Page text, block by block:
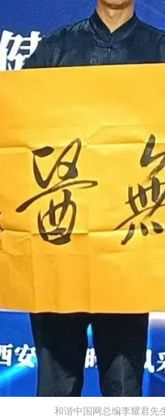
和谐中国网总编李耀君先